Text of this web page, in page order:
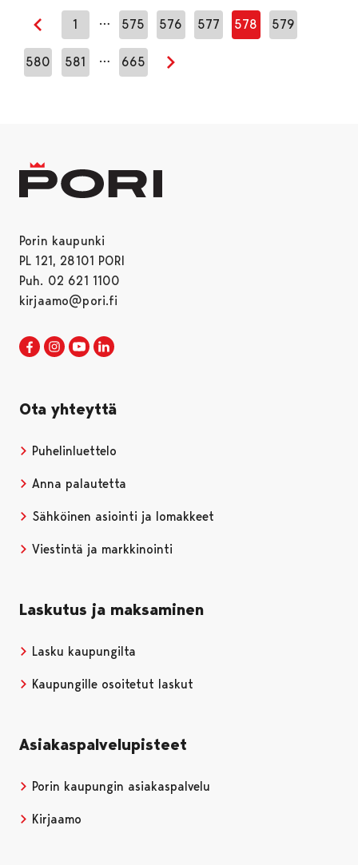
Edellinen sivu
1 … 575 576 577 578 579
580 581 … 665
Seuraava sivu
Porin kaupunki
PL 121, 28101 PORI
Puh. 02 621 1100
kirjaamo@pori.fi
Porin kaupunki Facebookissa
Avautuu uudessa välilehdessä
Porin kaupunki Instagramissa
Avautuu uudessa välilehdessä
Porin kaupunki Youtubessa
Avautuu uudessa välilehdessä
Ota yhteyttä
Puhelinluettelo
Anna palautetta
Sähköinen asiointi ja lomakkeet
Viestintä ja markkinointi
Laskutus ja maksaminen
Lasku kaupungilta
Kaupungille osoitetut laskut
Asiakaspalvelupisteet
Porin kaupungin asiakaspalvelu
Kirjaamo